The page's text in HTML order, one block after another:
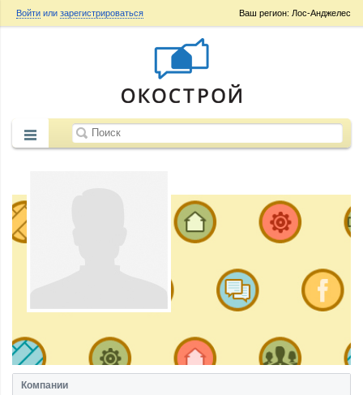
Ваш регион: Лос-Анджелес
Войти или зарегистрироваться
Компании